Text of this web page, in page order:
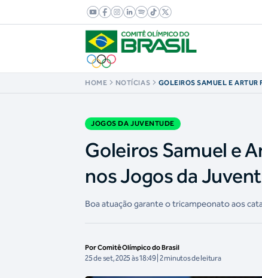
HOME NOTÍCIAS
GOLEIROS SAMUEL E ARTUR
JOGOS DA JUVENTUDE
Goleiros Samuel e
nos Jogos da
Boa atuação garante o tricampeonato aos
Por Comitê Olímpico do Brasil
25 de set, 2025 às 18:49 | 2 minutos de leitura